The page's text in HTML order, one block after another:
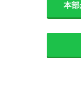
本